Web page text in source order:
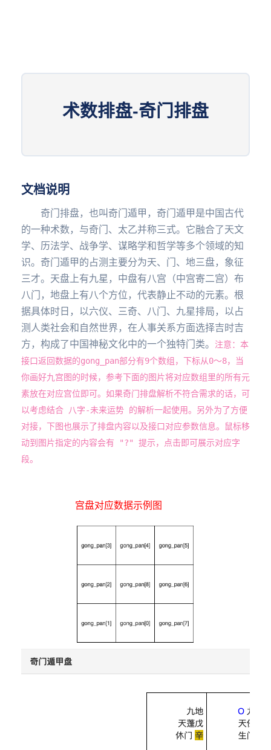
术数排盘-奇门排盘
文档说明
奇门排盘，也叫奇门遁甲，奇门遁甲是中国古代
的一种术数，与奇门、太乙并称三式。它融合了天文
学、历法学、战争学、谋略学和哲学等多个领域的知
识。奇门遁甲的占测主要分为天、门、地三盘，象征
三才。天盘上有九星，中盘有八宫（中宫寄二宫）布
八门，地盘上有八个方位，代表静止不动的元素。根
据具体时日，以六仪、三奇、八门、九星排局，以占
测人类社会和自然世界，在人事关系方面选择吉时吉
方，构成了中国神秘文化中的一个独特门类。 注意：本
接口返回数据的gong_pan部分有9个数组，下标从0～8，当
你画好九宫图的时候，参考下面的图片将对应数组里的所有元
素放在对应宫位即可。如果奇门排盘解析不符合需求的话，可
以考虑结合 八字-未来运势 的解析一起使用。另外为了方便
对接，下图也展示了排盘内容以及接口对应参数信息。鼠标移
动到图片指定的内容会有 "?" 提示，点击即可展示对应字
段。
宫盘对应数据示例图